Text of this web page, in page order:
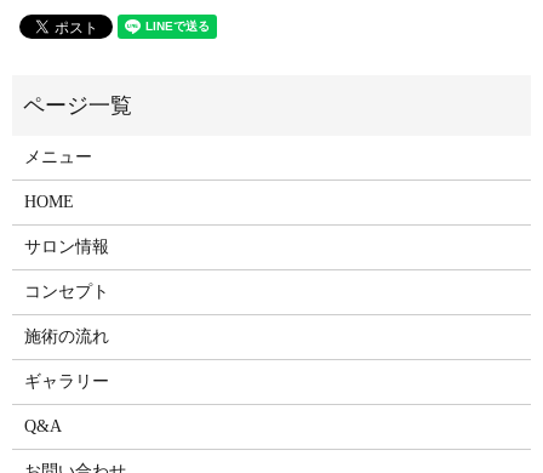
メニュー
HOME
サロン情報
コンセプト
施術の流れ
ギャラリー
Q&A